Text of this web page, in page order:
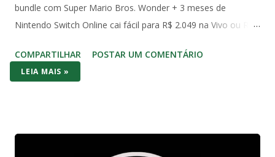
bundle com Super Mario Bros. Wonder + 3 meses de
Nintendo Switch Online cai fácil para R$ 2.049 na Vivo ou R$
original de 2017) aparece em promoções ainda mais baixas,
na casa dos R$ 2.000 com jogo incluso. No bolso brasileiro,
COMPARTILHAR POSTAR UM COMENTÁRIO
LEIA MAIS »